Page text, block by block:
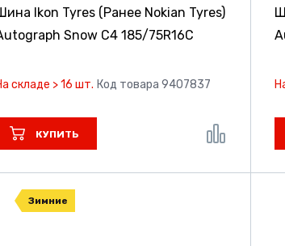
Ikon Tyres (Ранее Nokian Tyres)
Snow C4 185/75R16C
складе > 16 шт. Код товара 9407837
КУПИТЬ
Зимние